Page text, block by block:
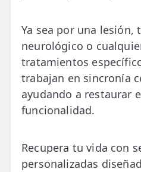
UBICACIONES
🔍 Buscador Clínicas
📍 Barrio del Pilar
📍 Chamberí - Centro
📍 Carabanchel - Usera
Ya sea por una lesión,
neurológico o
tratamientos
trabajan en sincronía
ayudando a restaurar
funcionalidad.
Recupera tu vida con
personalizadas